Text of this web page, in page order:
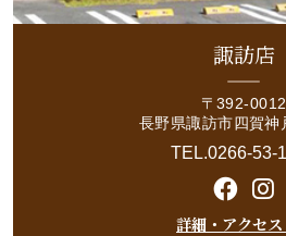
諏訪店
〒392-0012
長野県諏訪市四賀神
TEL.0266-53-
詳細・アクセス